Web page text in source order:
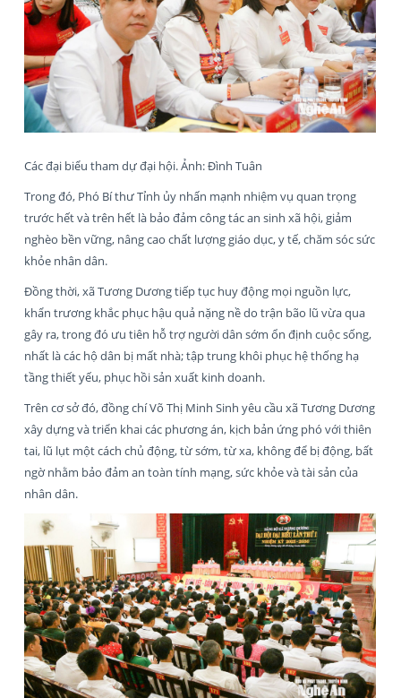
Các đại biểu tham dự đại hội. Ảnh: Đình Tuân
Trong đó, Phó Bí thư Tỉnh ủy nhấn mạnh nhiệm vụ quan trọng
trước hết và trên hết là bảo đảm công tác an sinh xã hội, giảm
nghèo bền vững, nâng cao chất lượng giáo dục, y tế, chăm sóc sức
khỏe nhân dân.
Đồng thời, xã Tương Dương tiếp tục huy động mọi nguồn lực,
khẩn trương khắc phục hậu quả nặng nề do trận bão lũ vừa qua
gây ra, trong đó ưu tiên hỗ trợ người dân sớm ổn định cuộc sống,
nhất là các hộ dân bị mất nhà; tập trung khôi phục hệ thống hạ
tầng thiết yếu, phục hồi sản xuất kinh doanh.
Trên cơ sở đó, đồng chí Võ Thị Minh Sinh yêu cầu xã Tương Dương
xây dựng và triển khai các phương án, kịch bản ứng phó với thiên
tai, lũ lụt một cách chủ động, từ sớm, từ xa, không để bị động, bất
ngờ nhằm bảo đảm an toàn tính mạng, sức khỏe và tài sản của
nhân dân.